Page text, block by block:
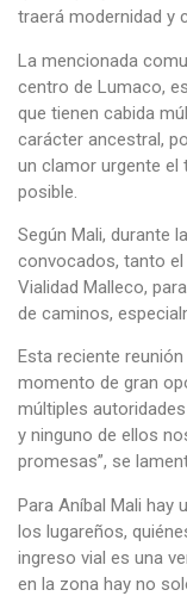
traerá modernidad y
La mencionada
centro de Lumaco,
que tienen cabida
carácter ancestral,
un clamor urgente
posible.
Según Mali, durante
convocados, tanto
Vialidad Malleco,
de caminos,
Esta reciente
momento de gran
múltiples
y ninguno de ellos
promesas”, se
Para Aníbal Mali hay
los lugareños,
ingreso vial es una
en la zona hay no